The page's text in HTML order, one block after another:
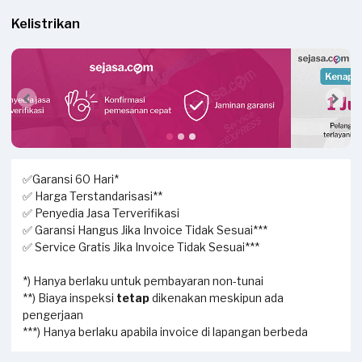
Kelistrikan
✅Garansi 60 Hari*
✅ Harga Terstandarisasi**
✅ Penyedia Jasa Terverifikasi
✅ Garansi Hangus Jika Invoice Tidak Sesuai***
✅ Service Gratis Jika Invoice Tidak Sesuai***
*) Hanya berlaku untuk pembayaran non-tunai
**) Biaya inspeksi tetapdikenakan meskipun ada
pengerjaan
***) Hanya berlaku apabila invoice di lapangan berbeda